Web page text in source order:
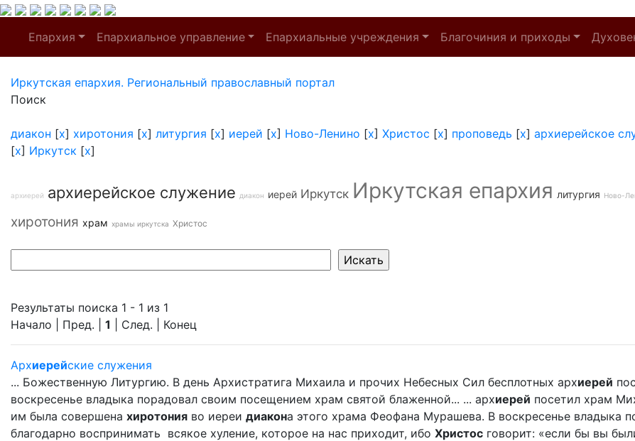
Епархия Епархиальное управление Епархиальные учреждения Благочиния и приходы
Иркутская епархия. Региональный православный портал
Поиск
диакон [x] хиротония [x] литургия [x] иерей [x] Ново-Ленино [x] Христос [x] проповедь [x] архиерейское
[x] Иркутск [x]
архиерей архиерейское служение диакон иерей Иркутск Иркутская епархия литургия Ново-
хиротония храм храмы иркутска Христос
Результаты поиска 1 - 1 из 1
Начало | Пред. | 1 | След. | Конец
Архиерейские служения
... Божественную Литургию. В день Архистратига Михаила и прочих Небесных Сил бесплотных архиерей
воскресенье владыка порадовал своим посещением храм святой блаженной... ... архиерей посетил храм
им была совершена хиротония во иереи диакона этого храма Феофана Мурашева. В воскресенье владыка
благодарно воспринимать всякое хуление, которое на нас приходит, ибо Христос говорит: «если бы вы